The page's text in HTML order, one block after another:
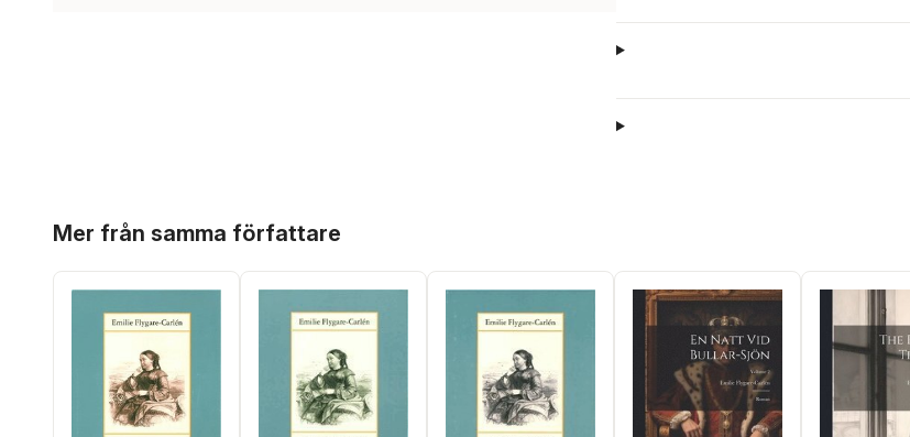
Mer från samma författare